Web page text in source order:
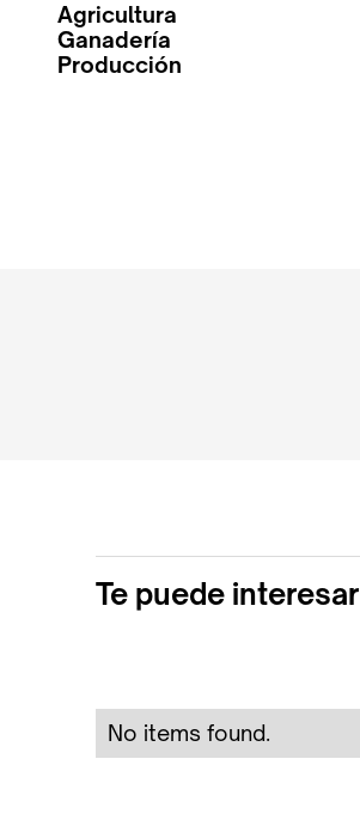
Agricultura
Ganadería
Producción
Te puede interesar
No items found.